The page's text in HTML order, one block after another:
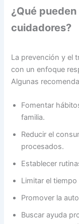
¿Qué
cuidadores?
La prevención y el
con un enfoque
Algunas
Fomentar
familia.
Reducir el
procesados.
Establecer
Limitar el
Promover la
Buscar ayuda